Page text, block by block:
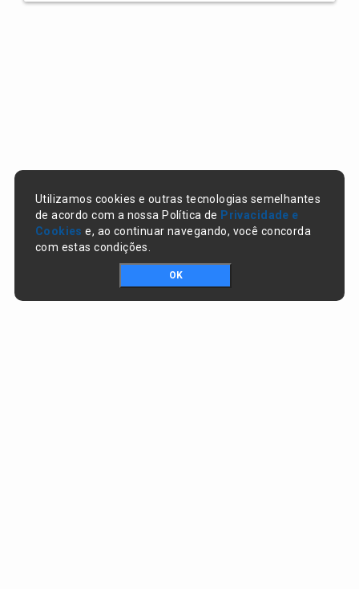
Utilizamos cookies e outras tecnologias semelhantes
de acordo com a nossa Política de Privacidade e
Cookies e, ao continuar navegando, você concorda
com estas condições.
OK